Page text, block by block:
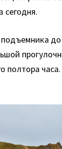
сегодня.
полтора часа.